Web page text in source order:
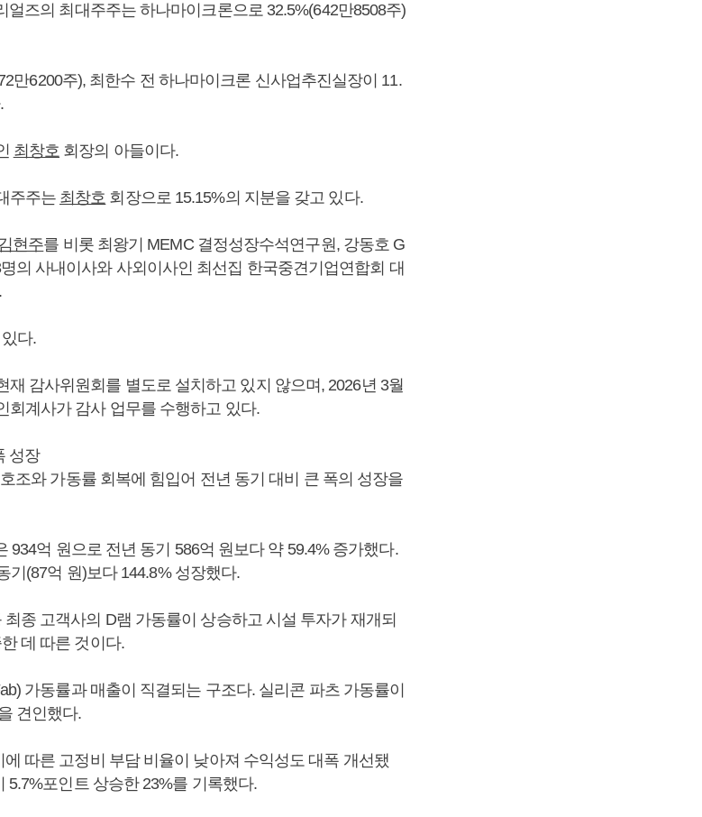
얼즈의 최대주주는 하나마이크론으로 32.5%(642만8508주)
만6200주), 최한수 전 하나마이크론 신사업추진실장이 11.
최창호 회장의 아들이다.
주주는 최창호 회장으로 15.15%의 지분을 갖고 있다.
현주를 비롯 최왕기 MEMC 결정성장수석연구원, 강동호 G
의 사내이사와 사외이사인 최선집 한국중견기업연합회 대
다.
감사위원회를 별도로 설치하고 있지 않으며, 2026년 3월
회계사가 감사 업무를 수행하고 있다.
성장
조와 가동률 회복에 힘입어 전년 동기 대비 큰 폭의 성장을
934억 원으로 전년 동기 586억 원보다 약 59.4% 증가했다.
기(87억 원)보다 144.8% 성장했다.
종 고객사의 D램 가동률이 상승하고 시설 투자가 재개되
데 따른 것이다.
가동률과 매출이 직결되는 구조다. 실리콘 파츠 가동률이
견인했다.
따른 고정비 부담 비율이 낮아져 수익성도 대폭 개선됐
5.7%포인트 상승한 23%를 기록했다.